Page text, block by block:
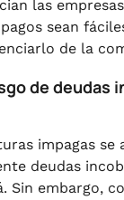
las
sean
de la
de deudas
impagas se
deudas
Sin embargo,